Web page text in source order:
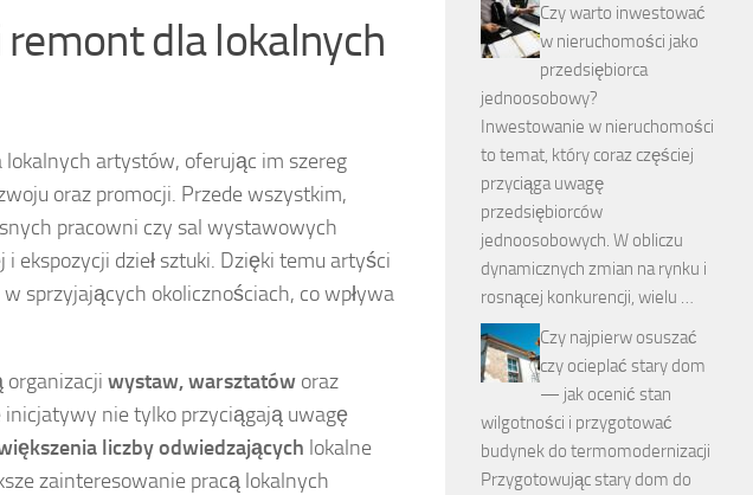
remont dla lokalnych
artystów, oferując im szereg
oraz promocji. Przede wszystkim,
pracowni czy sal wystawowych
dzieł sztuki. Dzięki temu artyści
w sprzyjających okolicznościach, co wpływa
organizacji wystaw, warsztatów oraz
nie tylko przyciągają uwagę
liczby odwiedzających lokalne
zainteresowanie pracą lokalnych
Czy warto inwestować
w nieruchomości jako
przedsiębiorca
jednoosobowy?
Inwestowanie w nieruchomości
to temat, który coraz częściej
przyciąga uwagę
przedsiębiorców
jednoosobowych. W obliczu
dynamicznych zmian na rynku i
rosnącej konkurencji, wielu …
Czy najpierw osuszać
czy ocieplać stary dom
— jak ocenić stan
wilgotności i przygotować
budynek do termomodernizacji
Przygotowując stary dom do